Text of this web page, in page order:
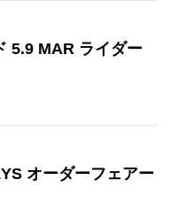
5.9 MAR ライダー
オーダーフェアー